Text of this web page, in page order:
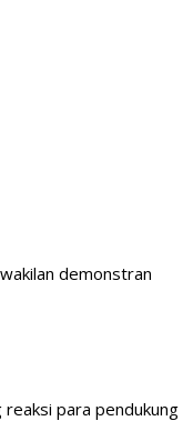
demonstran
para pendukung